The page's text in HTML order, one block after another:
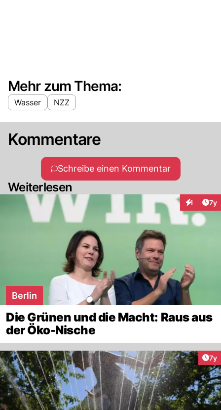
Mehr zum Thema:
Wasser NZZ
Kommentare
Schreibe einen Kommentar
Weiterlesen
1 7y
Berlin
Die Grünen und die Macht: Raus aus
der Öko-Nische
7y